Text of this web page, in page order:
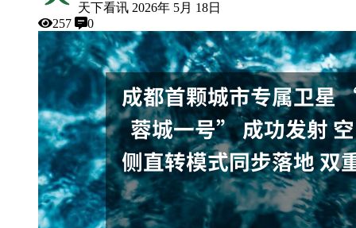
天下看讯 2026年 5月 18日
257
0